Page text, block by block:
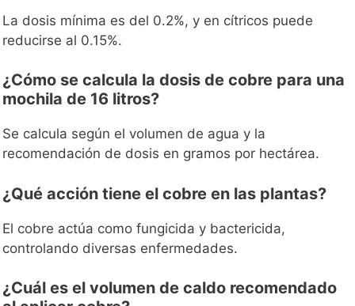
La dosis mínima es del 0.2%, y en cítricos puede
reducirse al 0.15%.
¿Cómo se calcula la dosis de cobre para una
mochila de 16 litros?
Se calcula según el volumen de agua y la
recomendación de dosis en gramos por hectárea.
¿Qué acción tiene el cobre en las plantas?
El cobre actúa como fungicida y bactericida,
controlando diversas enfermedades.
¿Cuál es el volumen de caldo recomendado